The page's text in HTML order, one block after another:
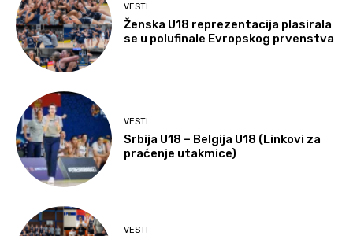
VESTI
Ženska U18 reprezentacija plasirala
se u polufinale Evropskog prvenstva
VESTI
Srbija U18 – Belgija U18 (Linkovi za
praćenje utakmice)
VESTI